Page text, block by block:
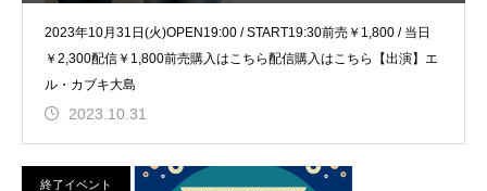
2023年10月31日(火)OPEN19:00 / START19:30前売￥1,800 / 当日
￥2,300配信￥1,800前売購入はこちら配信購入はこちら【出演】エ
ル・カブキ大島
2023.10.31
終了イベント